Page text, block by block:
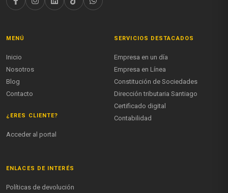
MENÚ
Inicio
Nosotros
Blog
Contacto
¿ERES CLIENTE?
Acceder al portal
SERVICIOS DESTACADOS
Empresa en un día
Empresa en Línea
Constitución de Sociedades
Dirección tributaria Santiago
Certificado digital
Contabilidad
ENLACES DE INTERÉS
Políticas de devolución